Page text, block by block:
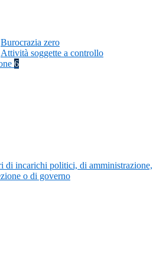
Burocrazia zero
Attività soggette a controllo
6
di incarichi politici, di amministrazione,
o di governo